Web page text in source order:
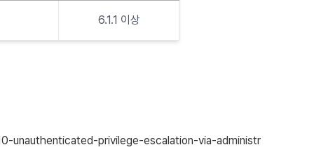
6.1.1 이상
unauthenticated-privilege-escalation-via-administr